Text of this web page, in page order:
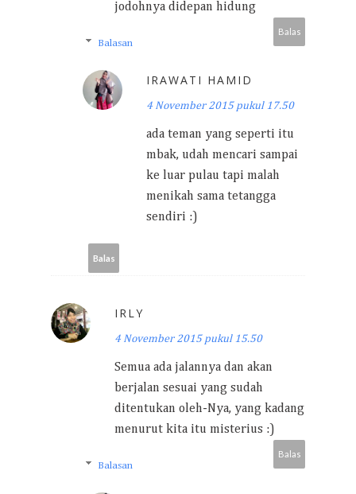
jodohnya didepan hidung
Balas
Balasan
IRAWATI HAMID
4 November 2015 pukul 17.50
ada teman yang seperti itu
mbak, udah mencari sampai
ke luar pulau tapi malah
menikah sama tetangga
sendiri :)
Balas
IRLY
4 November 2015 pukul 15.50
Semua ada jalannya dan akan
berjalan sesuai yang sudah
ditentukan oleh-Nya, yang kadang
menurut kita itu misterius :)
Balas
Balasan